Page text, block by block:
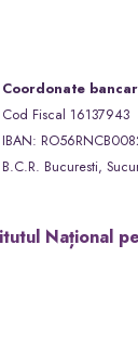
Coordonate
Cod Fiscal 16137943
IBAN:
B.C.R. Bucuresti,
Național